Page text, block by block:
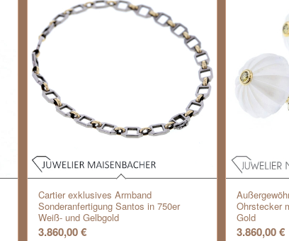
Cartier exklusives Armband
Sonderanfertigung Santos in 750er
Weiß- und Gelbgold
3.860,00€
Ohrstecker
Gold
3.860,00€